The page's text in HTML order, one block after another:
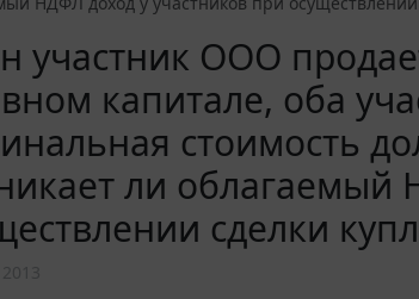
участник ООО
капитале, оба
стоимость
ли облагаемый
сделки